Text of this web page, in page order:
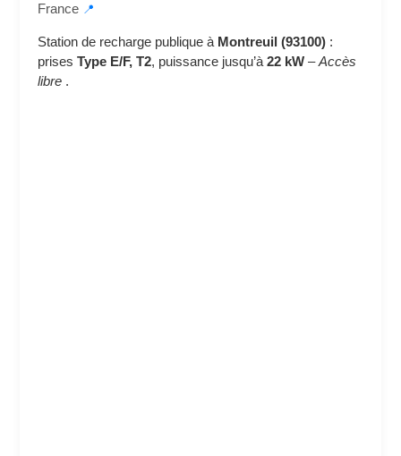
France 📍
Station de recharge publique à Montreuil (93100) :
prisesType E/F, T2, puissance jusqu’à22 kW –Accès
libre .